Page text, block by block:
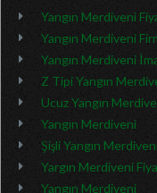
Yangın Merdiveni
Yangın Merdiveni
Yangın Merdiveni
Z Tipi Yangın
Ucuz Yangın
Yangın Merdiveni
Şişli Yangın
Yargın Merdiveni
Yangın Merdiveni